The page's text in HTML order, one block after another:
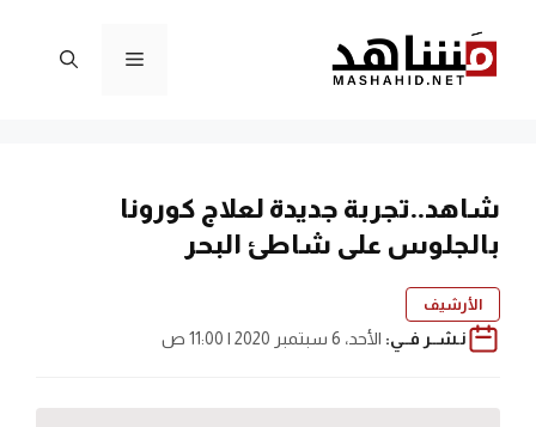
المحتوى
القائمة
شاهد..تجربة جديدة لعلاج كورونا
بالجلوس على شاطئ البحر
الأرشيف
نـشــر فــي: الأحد، 6 سبتمبر 2020 | 11:00 ص